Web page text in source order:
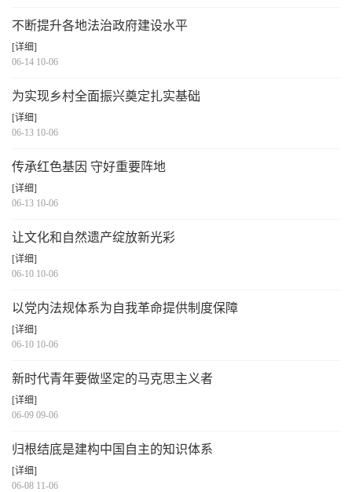
不断提升各地法治政府建设水平
[详细]
06-14 10-06
为实现乡村全面振兴奠定扎实基础
[详细]
06-13 10-06
传承红色基因 守好重要阵地
[详细]
06-13 10-06
让文化和自然遗产绽放新光彩
[详细]
06-10 10-06
以党内法规体系为自我革命提供制度保障
[详细]
06-10 10-06
新时代青年要做坚定的马克思主义者
[详细]
06-09 09-06
归根结底是建构中国自主的知识体系
[详细]
06-08 11-06